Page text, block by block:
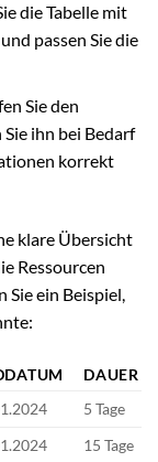
die Tabelle mit
passen Sie die
Sie den
ihn bei Bedarf
korrekt
klare Übersicht
Ressourcen
ein Beispiel,
DAUER
5 Tage
15 Tage